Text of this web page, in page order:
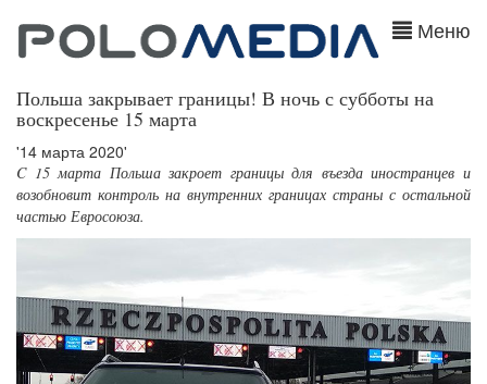
Меню
Польша закрывает границы! В ночь с субботы на
воскресенье 15 марта
'14 марта 2020'
C 15 марта Польша закроет границы для въезда иностранцев и
возобновит контроль на внутренних границах страны с остальной
частью Евросоюза.